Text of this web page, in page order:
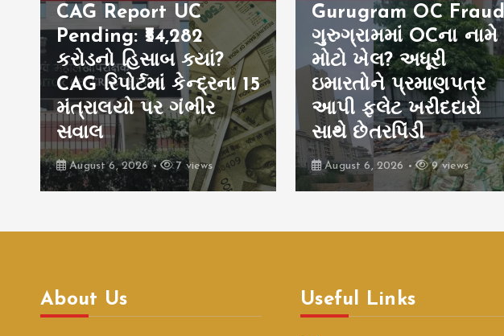
Gurugram OC Fraud:
ગુરુગ્રામમાં OCના નામે
મોટો ખેલ? અધૂરી
ઇમારતોને પ્રમાણપત્ર
આપી ફ્લેટ ખરીદદારો
સાથે છેતરપિંડી
August 6, 2026 9 views
Rahul Gandhi
Prayagraj:
પ્રયાગરાજમાં રાહુલ
ગાંધીના કાર્યક્રમ પર
વિવાદ, ગ્રાઉન્ડ બુકિંગ રદ
થતાં રાજકીય ઘમાસાણ
August 6, 2026 6 views
About Us Useful Links